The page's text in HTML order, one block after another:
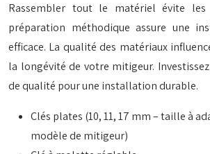
Rassembler tout le matériel évite les
préparation méthodique assure une
efficace. La qualité des matériaux
la longévité de votre mitigeur.
de qualité pour une installation durable.
Clés plates (10, 11, 17 mm – taille à
modèle de mitigeur)